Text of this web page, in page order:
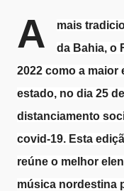
A
mais
da Bahia, o
2022 como a maior
estado, no dia 25
distanciamento
covid-19. Esta
reúne o melhor
música nordestina